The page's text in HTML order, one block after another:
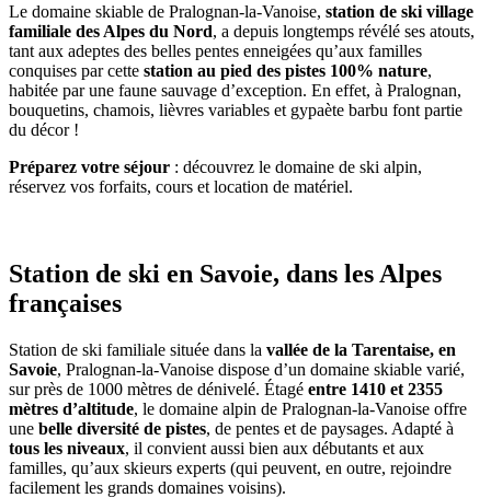
Le domaine skiable de Pralognan-la-Vanoise, station de ski village
familiale des Alpes du Nord, a depuis longtemps révélé ses atouts,
tant aux adeptes des belles pentes enneigées qu’aux familles
conquises par cette station au pied des pistes 100% nature,
habitée par une faune sauvage d’exception. En effet, à Pralognan,
bouquetins, chamois, lièvres variables et gypaète barbu font partie
du décor !
Préparez votre séjour : découvrez le domaine de ski alpin,
réservez vos forfaits, cours et location de matériel.
Station de ski en Savoie, dans les Alpes
françaises
Station de ski familiale située dans la vallée de la Tarentaise, en
Savoie, Pralognan-la-Vanoise dispose d’un domaine skiable varié,
sur près de 1000 mètres de dénivelé. Étagé entre 1410 et 2355
mètres d’altitude, le domaine alpin de Pralognan-la-Vanoise offre
une belle diversité de pistes, de pentes et de paysages. Adapté à
tous les niveaux, il convient aussi bien aux débutants et aux
familles, qu’aux skieurs experts (qui peuvent, en outre, rejoindre
facilement les grands domaines voisins).